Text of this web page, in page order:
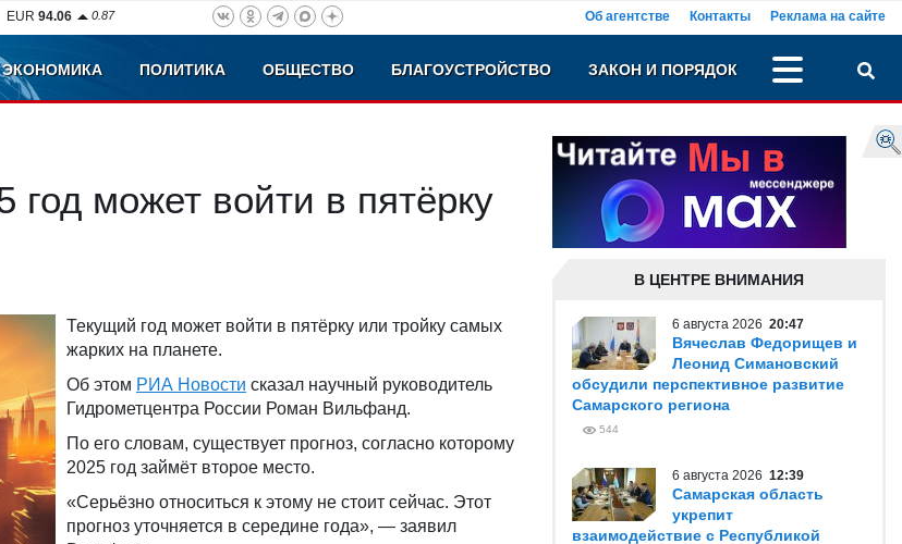
EUR 94.06 0.87 Об агентстве Контакты Реклама на сайте
ЭКОНОМИКА ПОЛИТИКА ОБЩЕСТВО БЛАГОУСТРОЙСТВО ЗАКОН И ПОРЯДОК
может войти в пятёрку
Текущий год может войти в пятёрку или тройку самых
жарких на планете.
Об этом РИА Новости сказал научный руководитель
Гидрометцентра России Роман Вильфанд.
По его словам, существует прогноз, согласно которому
2025 год займёт второе место.
«Серьёзно относиться к этому не стоит сейчас. Этот
прогноз уточняется в середине года», — заявил
В ЦЕНТРЕ ВНИМАНИЯ
6 августа 2026 20:47
Вячеслав Федорищев и
Леонид Симановский
обсудили перспективное развитие
Самарского региона
544
6 августа 2026 12:39
Самарская область
укрепит
взаимодействие с Республикой